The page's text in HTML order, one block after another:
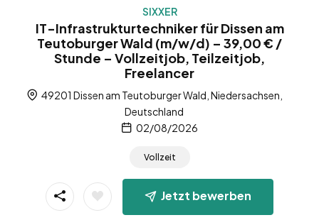
SIXXER
IT-Infrastrukturtechniker für Dissen am
Teutoburger Wald (m/w/d) – 39,00 € /
Stunde – Vollzeitjob, Teilzeitjob,
Freelancer
49201 Dissen am Teutoburger Wald, Niedersachsen,
Deutschland
02/08/2026
Vollzeit
Jetzt bewerben